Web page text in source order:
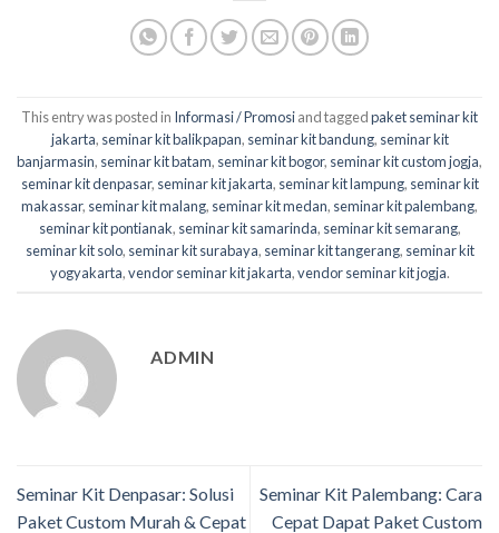
This entry was posted in Informasi / Promosiand taggedpaket seminar kit
jakarta, seminar kit balikpapan, seminar kit bandung, seminar kit
banjarmasin, seminar kit batam, seminar kit bogor, seminar kit custom jogja,
seminar kit denpasar, seminar kit jakarta, seminar kit lampung, seminar kit
makassar, seminar kit malang, seminar kit medan, seminar kit palembang,
seminar kit pontianak, seminar kit samarinda, seminar kit semarang,
seminar kit solo, seminar kit surabaya, seminar kit tangerang, seminar kit
yogyakarta,vendor seminar kit jakarta,vendor seminar kit jogja.
ADMIN
Seminar Kit Denpasar: Solusi
Paket Custom Murah & Cepat
Seminar Kit Palembang: Cara
Cepat Dapat Paket Custom